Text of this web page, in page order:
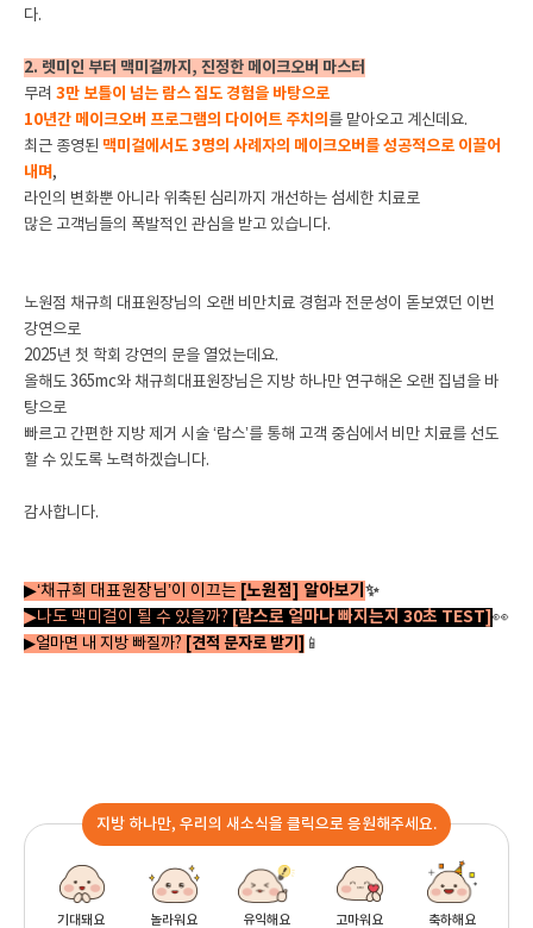
다.
2. 렛미인 부터 맥미걸까지, 진정한 메이크오버 마스터
무려 3만 보틀이 넘는 람스 집도 경험을 바탕으로
10년간 메이크오버 프로그램의 다이어트 주치의 를 맡아오고 계신데요.
최근 종영된 맥미걸에서도 3명의 사례자의 메이크오버를 성공적으로 이끌어
내며,
라인의 변화뿐 아니라 위축된 심리까지 개선하는 섬세한 치료로
많은 고객님들의 폭발적인 관심을 받고 있습니다.
노원점 채규희 대표원장님의 오랜 비만치료 경험과 전문성이 돋보였던 이번
강연으로
2025년 첫 학회 강연의 문을 열었는데요.
올해도 365mc와 채규희대표원장님은 지방 하나만 연구해온 오랜 집념을 바
탕으로
빠르고 간편한 지방 제거 시술 ‘람스’를 통해 고객 중심에서 비만 치료를 선도
할 수 있도록 노력하겠습니다.
감사합니다.
▶‘채규희 대표원장님’이 이끄는 [노원점] 알아보기 ✨
▶나도 맥미걸이 될 수 있을까? [람스로 얼마나 빠지는지 30초 TEST] 👀
▶얼마면 내 지방 빠질까? [견적 문자로 받기] 📱
지방 하나만, 우리의 새소식을 클릭으로 응원해주세요.
기대돼요 놀라워요 유익해요 고마워요 축하해요